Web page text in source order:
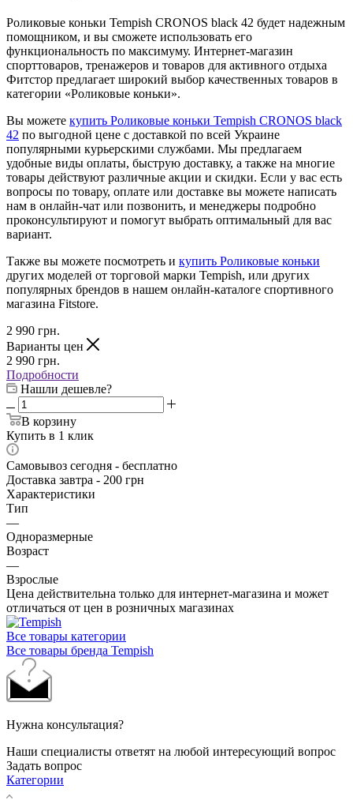
Роликовые коньки Tempish CRONOS black 42 будет надежным
помощником, и вы сможете использовать его
функциональность по максимуму. Интернет-магазин
спорттоваров, тренажеров и товаров для активного отдыха
Фитстор предлагает широкий выбор качественных товаров в
категории «Роликовые коньки».
Вы можете купить Роликовые коньки Tempish CRONOS black
42 по выгодной цене с доставкой по всей Украине
популярными курьерскими службами. Мы предлагаем
удобные виды оплаты, быструю доставку, а также на многие
товары действуют различные акции и скидки. Если у вас есть
вопросы по товару, оплате или доставке вы можете написать
нам в онлайн-чат или позвонить, и менеджеры подробно
проконсультируют и помогут выбрать оптимальный для вас
вариант.
Также вы можете посмотреть и купить Роликовые коньки
других моделей от торговой марки Tempish, или других
популярных брендов в нашем онлайн-каталоге спортивного
магазина Fitstore.
2 990 грн.
Варианты цен
2 990 грн.
Подробности
Нашли дешевле?
В корзину
Купить в 1 клик
Самовывоз сегодня - бесплатно
Доставка завтра - 200 грн
Характеристики
Тип
—
Одноразмерные
Возраст
—
Взрослые
Цена действительна только для интернет-магазина и может
отличаться от цен в розничных магазинах
Все товары категории
Все товары бренда Tempish
Нужна консультация?
Наши специалисты ответят на любой интересующий вопрос
Задать вопрос
Категории